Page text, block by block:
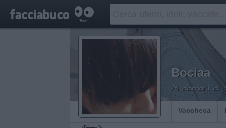
Bociaa
Al domani ci
Vaccheca